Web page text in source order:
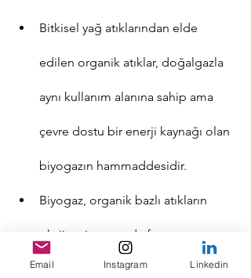
Bitkisel yağ atıklarından elde
edilen organik atıklar, doğalgazla
aynı kullanım alanına sahip ama
çevre dostu bir enerji kaynağı olan
biyogazın hammaddesidir.
Biyogaz, organik bazlı atıkların
oksijensiz ortamda fermantasyonu
sonucu ortaya çıkan ve içeriğinde
Email Instagram Linkedin